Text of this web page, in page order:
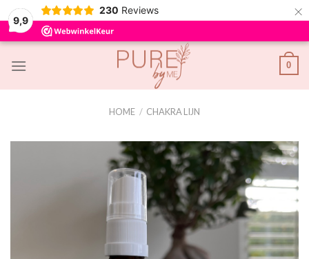
9,9
230 Reviews ×
Skip
0
HOME / CHAKRA LIJN